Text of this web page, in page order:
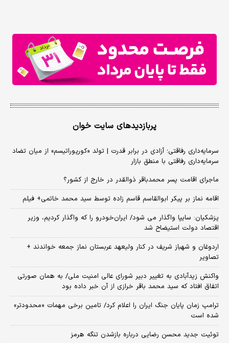
پربازدیدهای سایت خوان
سرمایه‌داری رفاقتی؛ آزادی در برابر قدرت | تولد «کورپوراتیسم» از میان تضاد
سرمایه‌داری رفاقتی با منطق بازار
ماجرای اقامت پسر محمدباقر ذوالقدر در خارج از کشور؟
اقامه نماز بر پیکر ابوالقاسم قاسم زاده توسط سید محمد خاتمی+ فیلم
پزشکیان: سایپا واگذار می شود/ ایران‌خودرو را که واگذار کردیم، وزیر
اقتصاد دولت استیضاح شد
اردوغان و شهباز شریف در کنار ولیعهد عربستان نماز جمعه خواندند +
تصاویر
واکنش زیدآبادی به تغییر دبیر شورای عالی امنیت ملی/ به همان صورتی
اتفاق افتاد که سید محمد باقر خرازی از آن خبر داده بود
ترامپ زمان پایان جنگ ایران را اعلام کرد/ تامین برخی مهمات «محدودتر»
شده است
توئیت جدید محسن رضایی درباره بازشدن تنگه هرمز